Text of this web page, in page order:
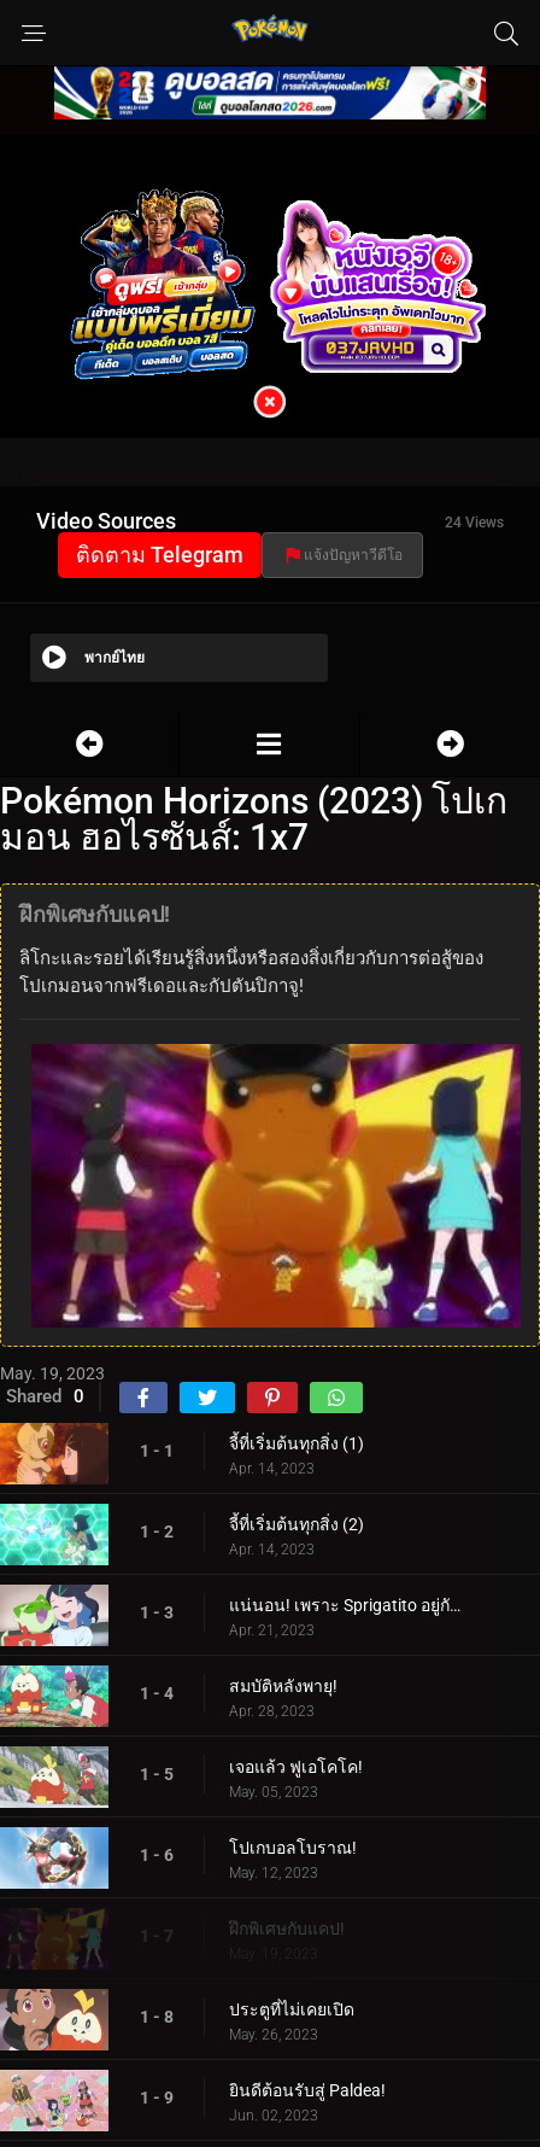
Video Sources 24 Views
ติดตาม Telegram แจ้งปัญหาวีดีโอ
พากย์ไทย
Pokémon Horizons (2023) โปเก
มอน ฮอไรซันส์: 1x7
ฝึกพิเศษกับแคป!
ลิโกะและรอยได้เรียนรู้สิ่งหนึ่งหรือสองสิ่งเกี่ยวกับการต่อสู้ของ
โปเกมอนจากฟรีเดอและกัปตันปิกาจู!
May. 19, 2023
Shared 0
1 - 1 จี้ที่เริ่มต้นทุกสิ่ง (1)
Apr. 14, 2023
1 - 2 จี้ที่เริ่มต้นทุกสิ่ง (2)
Apr. 14, 2023
1 - 3 แน่นอน! เพราะ Sprigatito อยู่กับฉัน!
Apr. 21, 2023
1 - 4 สมบัติหลังพายุ!
Apr. 28, 2023
1 - 5 เจอแล้ว ฟูเอโคโค!
May. 05, 2023
1 - 6 โปเกบอลโบราณ!
May. 12, 2023
1 - 7 ฝึกพิเศษกับแคป!
May. 19, 2023
1 - 8 ประตูที่ไม่เคยเปิด
May. 26, 2023
1 - 9 ยินดีต้อนรับสู่ Paldea!
Jun. 02, 2023